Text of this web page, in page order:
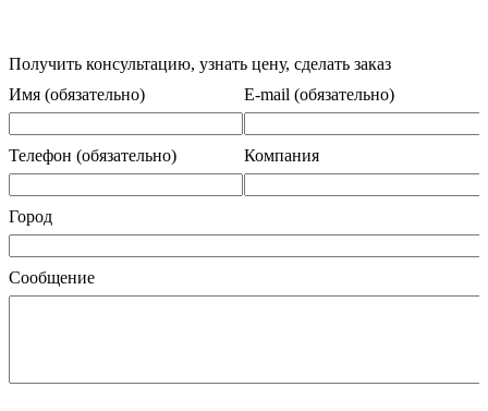
Получить консультацию, узнать цену, сделать заказ
Имя (обязательно)
E-mail (обязательно)
Телефон (обязательно) Компания
Город
Сообщение